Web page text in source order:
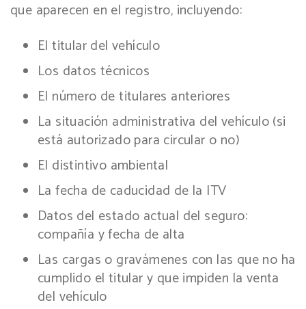
que aparecen en el registro, incluyendo:
El titular del vehículo
Los datos técnicos
El número de titulares anteriores
La situación administrativa del vehículo (si
está autorizado para circular o no)
El distintivo ambiental
La fecha de caducidad de la ITV
Datos del estado actual del seguro:
compañía y fecha de alta
Las cargas o gravámenes con las que no ha
cumplido el titular y que impiden la venta
del vehículo